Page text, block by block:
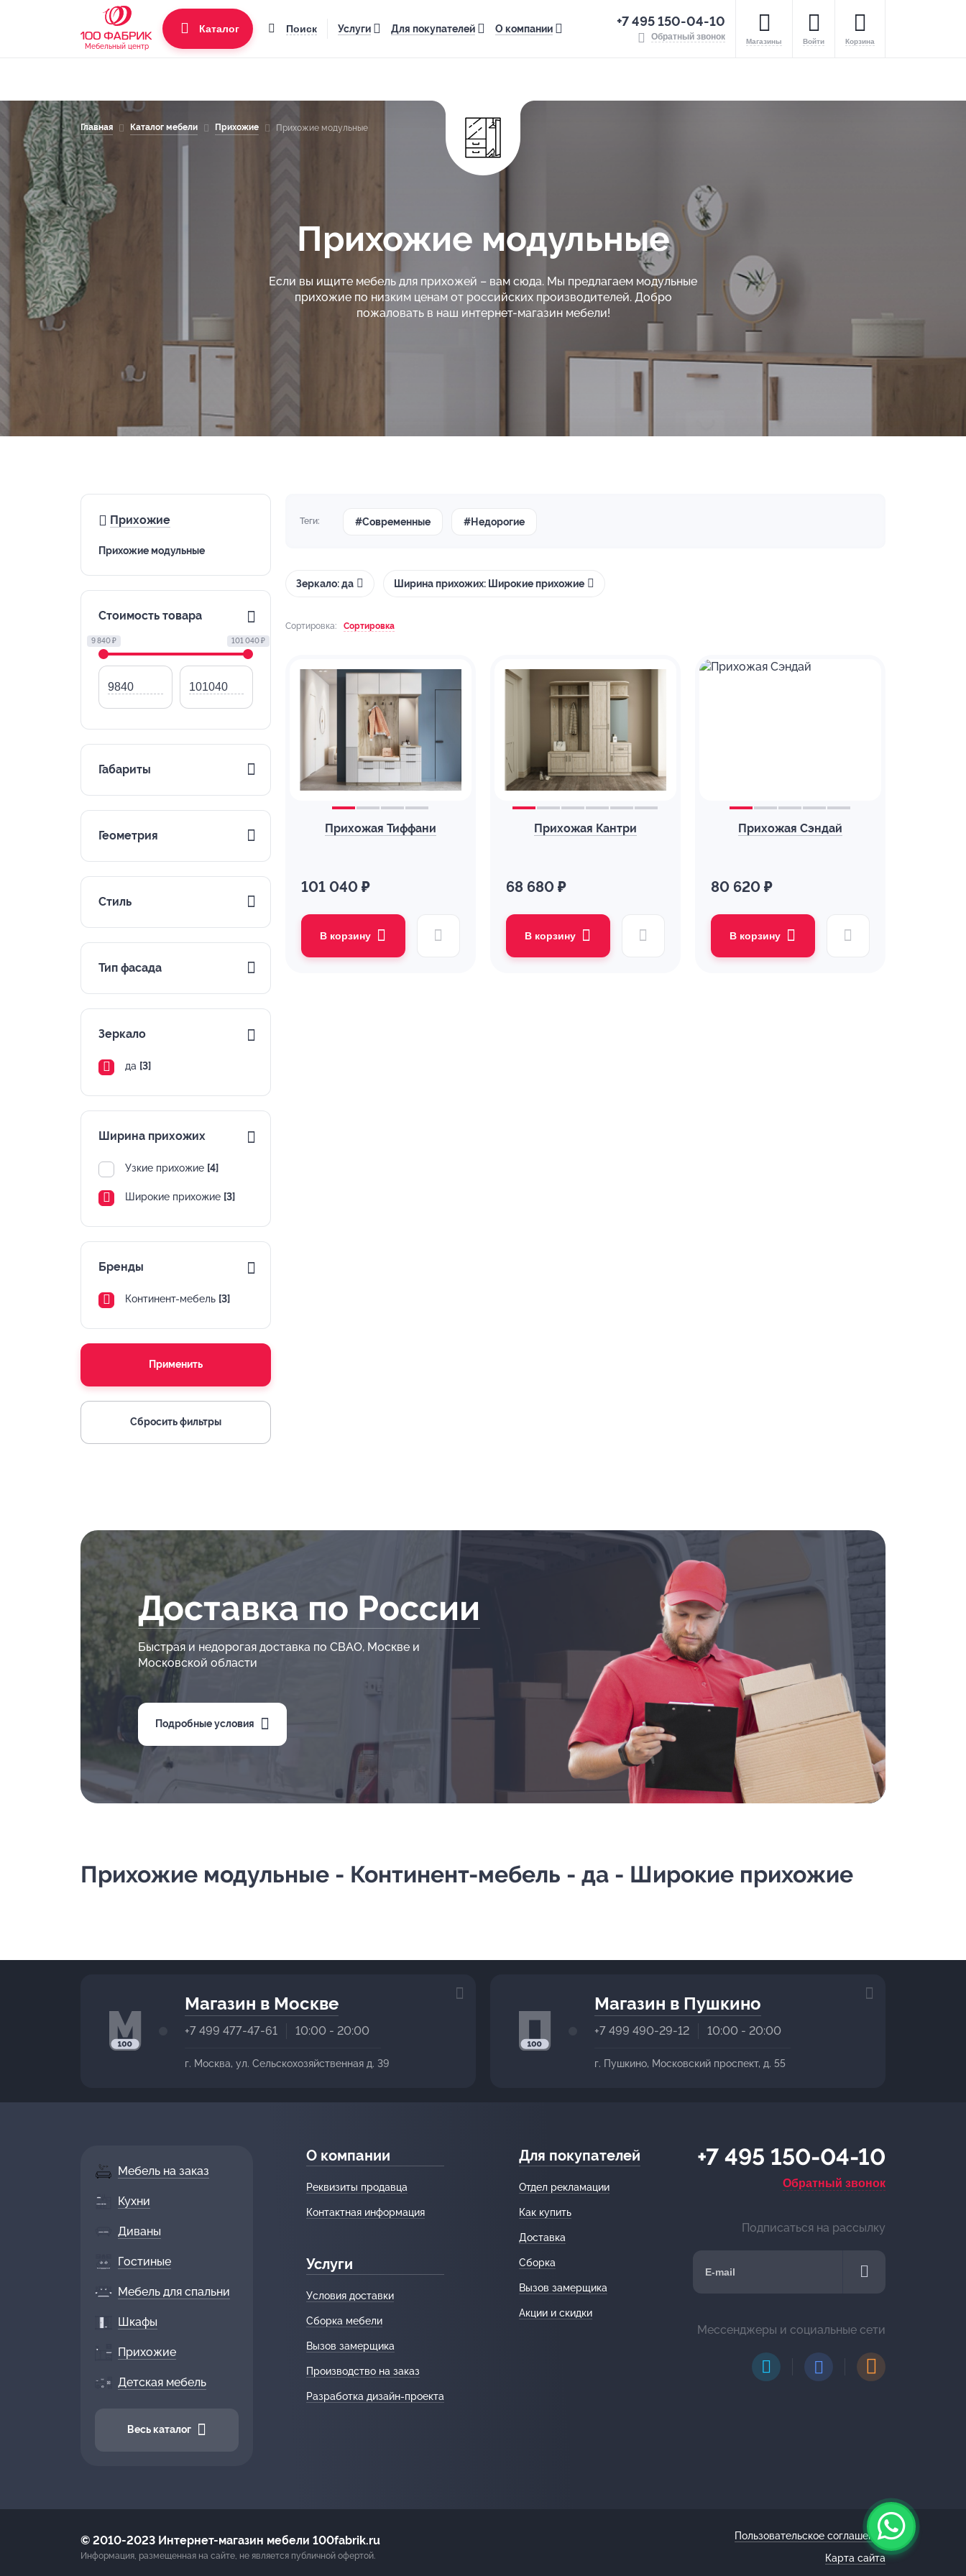
Мебельный центр
Каталог Поиск Услуги Для покупателей О компании +7 495 150-04-10
Обратный звонок Магазины Войти Корзина
Главная Каталог мебели Прихожие Прихожие модульные
Прихожие модульные
Если вы ищите мебель для прихожей – вам сюда. Мы предлагаем модульные
прихожие по низким ценам от российских производителей. Добро
пожаловать в наш интернет-магазин мебели!
Прихожие
Прихожие модульные
Стоимость товара
9 840 ₽ 101 040 ₽
Габариты
Геометрия
Стиль
Тип фасада
Зеркало
да [3]
Ширина прихожих
Узкие прихожие [4]
Широкие прихожие [3]
Бренды
Континент-мебель [3]
Применить
Сбросить фильтры
Теги: #Современные #Недорогие
Зеркало: да Ширина прихожих: Широкие прихожие
Сортировка: Сортировка
Прихожая Тиффани
101 040 ₽
В корзину
Прихожая Кантри
68 680 ₽
В корзину
Прихожая Сэндай
80 620 ₽
В корзину
Доставка по России
Быстрая и недорогая доставка по СВАО, Москве и
Московской области
Подробные условия
Прихожие модульные - Континент-мебель - да - Широкие прихожие
Магазин в Москве
+7 499 477-47-61 10:00 - 20:00
г. Москва, ул. Сельскохозяйственная д. 39
Магазин в Пушкино
+7 499 490-29-12 10:00 - 20:00
г. Пушкино, Московский проспект, д. 55
Мебель на заказ
Кухни
Диваны
Гостиные
Мебель для спальни
Шкафы
Прихожие
Детская мебель
Весь каталог
О компании
Реквизиты продавца
Контактная информация
Услуги
Условия доставки
Сборка мебели
Вызов замерщика
Производство на заказ
Разработка дизайн-проекта
Для покупателей
Отдел рекламации
Как купить
Доставка
Сборка
Вызов замерщика
Акции и скидки
+7 495 150-04-10
Обратный звонок
Подписаться на рассылку
Мессенджеры и социальные сети
© 2010-2023 Интернет-магазин мебели 100fabrik.ru
Информация, размещенная на сайте, не является публичной офертой.
Пользовательское соглашение
Карта сайта